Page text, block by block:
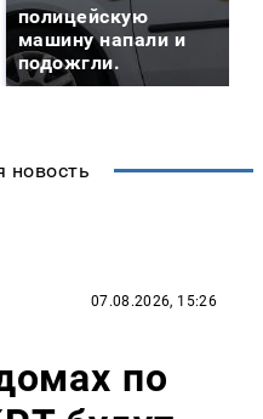
полицейскую
машину напали и
подожгли.
новость
07.08.2026, 15:26
по